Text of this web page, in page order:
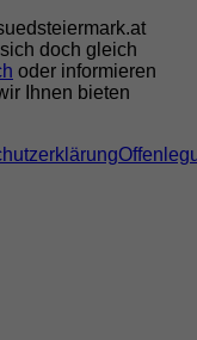
doch gleich
oder informieren
Ihnen bieten